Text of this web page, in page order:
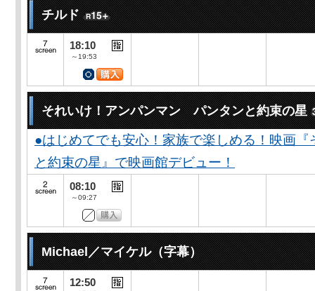
チルド
18:10
～19:53
それいけ！アンパンマン パンタンと約束の星
●はじめてでも安心！家族で楽しめる！映画
と約束の星』で映画館デビュー！
08:10
～09:27
Michael／マイケル（字幕）
12:50